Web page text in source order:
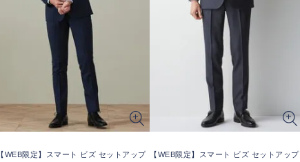
【WEB限定】スマート ビズ セットアップ
【WEB限定】スマート ビズ セットアップ